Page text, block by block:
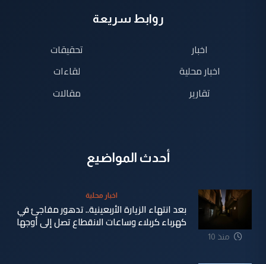
روابط سريعة
اخبار
اخبار محلية
تقارير
تحقيقات
لقاءات
مقالات
أحدث المواضيع
منذ 10
اخبار محلية
بعد انتهاء الزيارة الأربعينية.. تدهور مفاجئ في
كهرباء كربلاء وساعات الانقطاع تصل إلى أوجها